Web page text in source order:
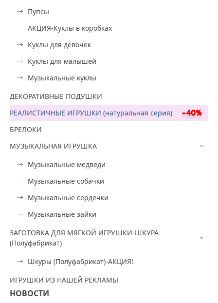
Пупсы
АКЦИЯ-Куклы в коробках
Куклы для девочек
Куклы для малышей
Музыкальные куклы
ДЕКОРАТИВНЫЕ ПОДУШКИ
РЕАЛИСТИЧНЫЕ ИГРУШКИ (натуральная серия)
БРЕЛОКИ
МУЗЫКАЛЬНАЯ ИГРУШКА
Музыкальные медведи
Музыкальные собачки
Музыкальные сердечки
Музыкальные зайки
ЗАГОТОВКА ДЛЯ МЯГКОЙ ИГРУШКИ-ШКУРА
(Полуфабрикат)
Шкуры (Полуфабрикат)-АКЦИЯ!
ИГРУШКИ ИЗ НАШЕЙ РЕКЛАМЫ
НОВОСТИ